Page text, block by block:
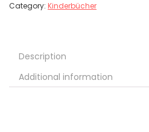
Category: Kinderbücher
Description
Additional information